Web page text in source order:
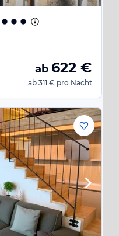
ab 622 €
ab 311 € pro Nacht